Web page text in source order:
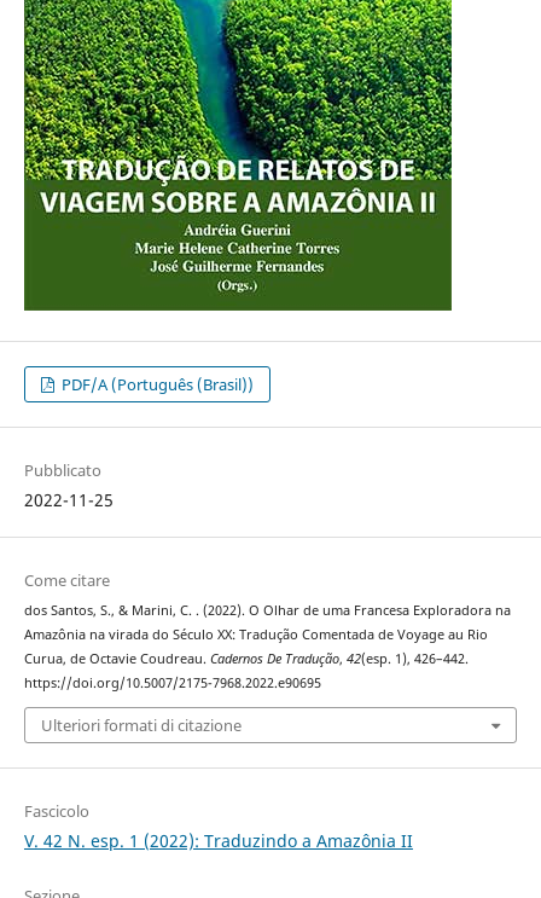
PDF/A (Português (Brasil))
Pubblicato
2022-11-25
Come citare
dos Santos, S., & Marini, C. . (2022). O Olhar de uma Francesa Exploradora na
Amazônia na virada do Século XX: Tradução Comentada de Voyage au Rio
Curua, de Octavie Coudreau. Cadernos De Tradução, 42(esp. 1), 426–442.
https://doi.org/10.5007/2175-7968.2022.e90695
Ulteriori formati di citazione
Fascicolo
V. 42 N. esp. 1 (2022): Traduzindo a Amazônia II